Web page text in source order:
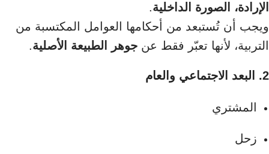
الإرادة، الصورة الداخلية.
ويجب أن تُستبعد من أحكامها العوامل المكتسبة من
التربية، لأنها تعبّر فقط عن جوهر الطبيعة الأصلية.
2. البعد الاجتماعي والعام
المشتري
زحل